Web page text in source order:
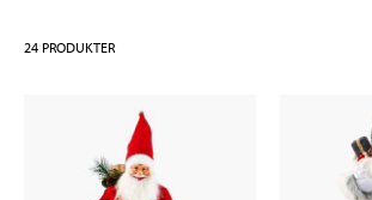
24 PRODUKTER